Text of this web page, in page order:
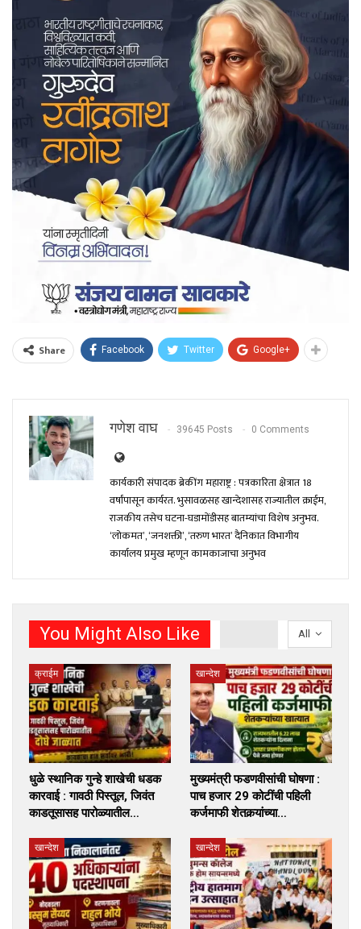
Share Facebook Twitter Google+
गणेश वाघ 39645 Posts 0 Comments
कार्यकारी संपादक ब्रेकींग महाराष्ट्र : पत्रकारिता क्षेत्रात 18
वर्षांपासून कार्यरत. भुसावळसह खान्देशासह राज्यातील क्राईम,
राजकीय तसेच घटना-घडामोंडीसह बातम्यांचा विशेष अनुभव.
‘लोकमत’, ‘जनशक्ती’, ‘तरुण भारत’ दैनिकात विभागीय
कार्यालय प्रमुख म्हणून कामकाजाचा अनुभव
All
You Might Also Like
क्राईम
धुळे स्थानिक गुन्हे शाखेची धडक
कारवाई : गावठी पिस्तूल, जिवंत
काडतूसासह पारोळ्यातील…
खान्देश
मुख्यमंत्री फडणवीसांची घोषणा :
पाच हजार 29 कोटींची पहिली
कर्जमाफी शेतकर्‍यांच्या…
खान्देश खान्देश